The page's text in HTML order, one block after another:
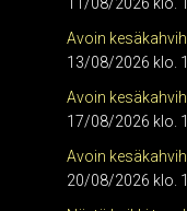
Avoin
13/08/2026 klo.
Avoin
17/08/2026 klo.
Avoin
20/08/2026 klo.